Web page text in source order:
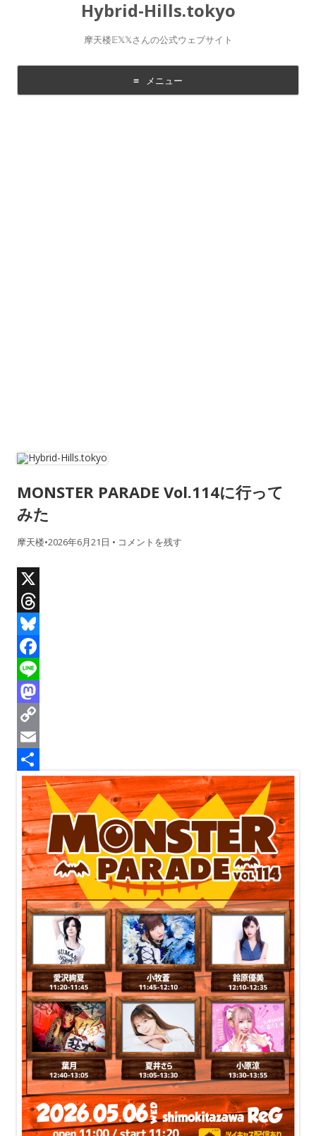
Hybrid-Hills.tokyo
摩天楼𝔼𝕏𝕏さんの公式ウェブサイト
メニュー
コ
MONSTER PARADE Vol.114に行って
みた
摩天楼•2026年6月21日 • コメントを残す
X
T
h
r
e
a
d
s
B
u
e
s
k
y
F
a
c
e
b
o
o
k
L
n
e
M
a
s
o
d
o
n
C
o
p
y
L
n
k
E
m
a
共
有